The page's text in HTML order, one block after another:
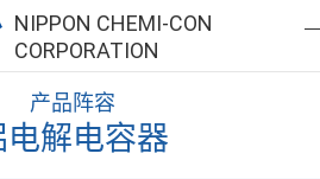
NIPPON CHEMI-CON
CORPORATION
产品阵容
电解电容器